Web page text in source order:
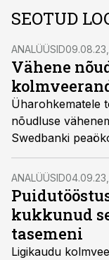
SEOTUD
ANALÜÜSID09.08.23,
Vähene
Üharohkematele
nõudluse
Swedbanki
välisnõudlus
ANALÜÜSID04.09.23,
kukkunud
tasemeni
Ligikaudu